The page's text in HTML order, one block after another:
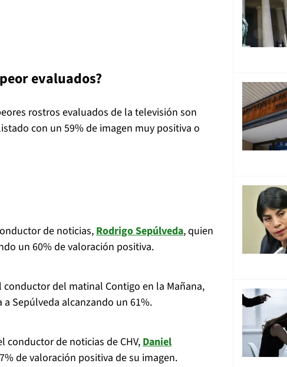
evaluados?
rostros evaluados de la televisión son
con un 59% de imagen muy positiva o
de noticias, Rodrigo Sepúlveda, quien
un 60% de valoración positiva.
conductor del matinal Contigo en la Mañana,
Sepúlveda alcanzando un 61%.
conductor de noticias de CHV, Daniel
de valoración positiva de su imagen.